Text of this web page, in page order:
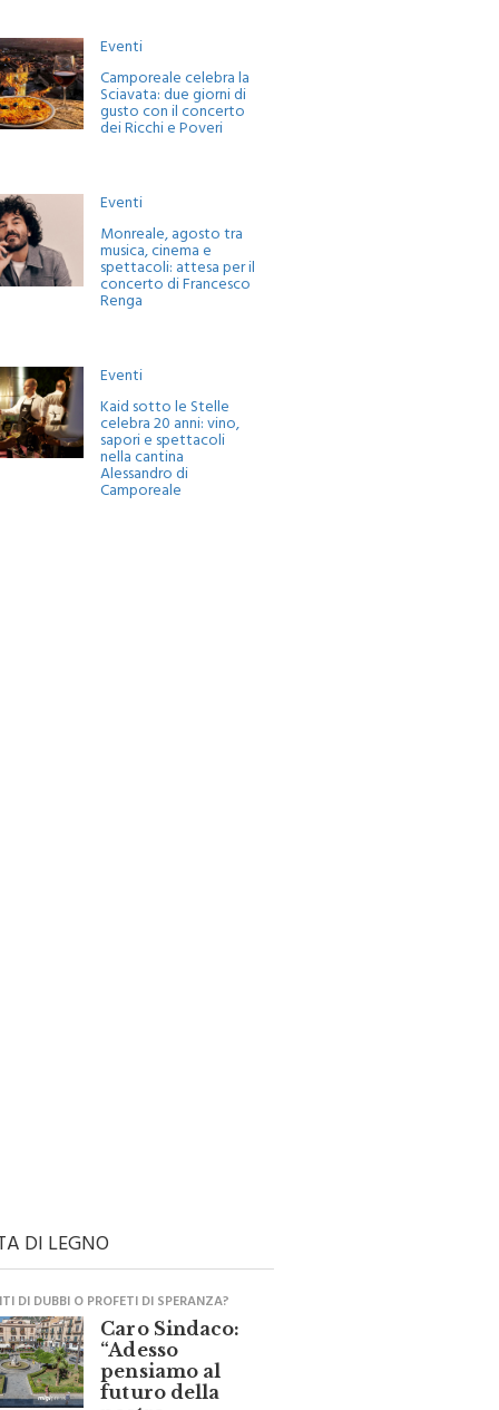
Eventi
Camporeale celebra la
Sciavata: due giorni di
gusto con il concerto
dei Ricchi e Poveri
Eventi
Monreale, agosto tra
musica, cinema e
spettacoli: attesa per il
concerto di Francesco
Renga
Eventi
Kaid sotto le Stelle
celebra 20 anni: vino,
sapori e spettacoli
nella cantina
Alessandro di
Camporeale
DI LEGNO
DI DUBBI O PROFETI DI SPERANZA?
Caro Sindaco:
“Adesso
pensiamo al
futuro della
nostra